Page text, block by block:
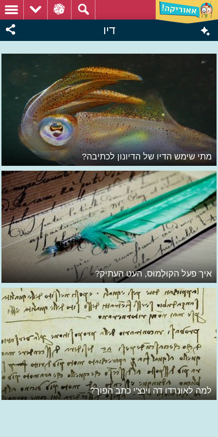
דיו
מתי שימש הדיו של הדיונון לכתיבה?
איך פעל הקוּלְמוּס, העט העתיק?
למה לאונרדו דה וינצ'י כתב הפוך?